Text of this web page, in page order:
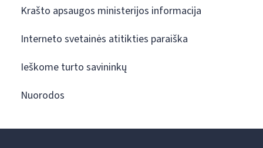
Krašto apsaugos ministerijos informacija
Interneto svetainės atitikties paraiška
Ieškome turto savininkų
Nuorodos